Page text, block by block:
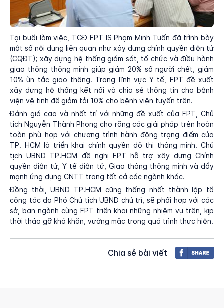
Tại buổi làm việc, TGĐ FPT IS Phạm Minh Tuấn đã trình bày
một số nội dung liên quan như xây dựng chính quyền điện tử
(CQĐT); xây dựng hệ thống giám sát, tổ chức và điều hành
giao thông thông minh giúp giảm 20% số người chết, giảm
10% ùn tắc giao thông. Trong lĩnh vực Y tế, FPT đề xuất
xây dựng hệ thống kết nối và chia sẻ thông tin cho bệnh
viện vệ tinh để giảm tải 10% cho bệnh viện tuyến trên.
Đánh giá cao và nhất trí với những đề xuất của FPT, Chủ
tịch Nguyễn Thành Phong cho rằng các giải pháp trên hoàn
toàn phù hợp với chương trình hành động trọng điểm của
TP. HCM là triển khai chính quyền đô thị thông minh. Chủ
tịch UBND TP.HCM đề nghị FPT hỗ trợ xây dựng Chính
quyền điện tử, Y tế điện tử, Giao thông thông minh và đẩy
mạnh ứng dụng CNTT trong tất cả các ngành khác.
Đồng thời, UBND TP.HCM cũng thống nhất thành lập tổ
công tác do Phó Chủ tịch UBND chủ trì, sẽ phối hợp với các
sở, ban ngành cùng FPT triển khai những nhiệm vụ trên, kịp
thời tháo gỡ khó khăn, vướng mắc trong quá trình thực hiện.
Chia sẻ bài viết